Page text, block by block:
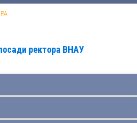
ректора ВНАУ